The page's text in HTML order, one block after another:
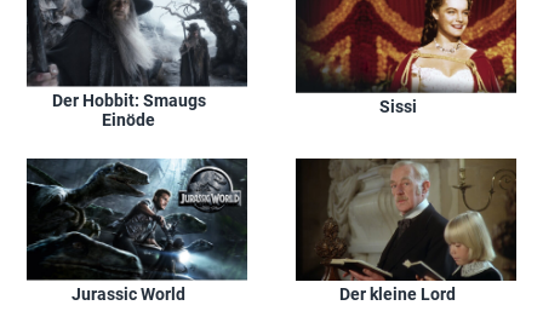
Der Hobbit: Smaugs
Einöde
Sissi
Jurassic World Der kleine Lord